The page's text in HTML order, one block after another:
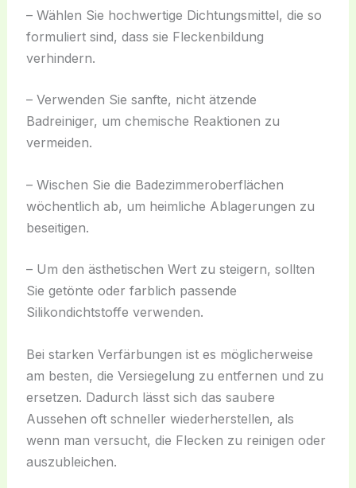
– Wählen Sie hochwertige Dichtungsmittel, die so
formuliert sind, dass sie Fleckenbildung
verhindern.
– Verwenden Sie sanfte, nicht ätzende
Badreiniger, um chemische Reaktionen zu
vermeiden.
– Wischen Sie die Badezimmeroberflächen
wöchentlich ab, um heimliche Ablagerungen zu
beseitigen.
– Um den ästhetischen Wert zu steigern, sollten
Sie getönte oder farblich passende
Silikondichtstoffe verwenden.
Bei starken Verfärbungen ist es möglicherweise
am besten, die Versiegelung zu entfernen und zu
ersetzen. Dadurch lässt sich das saubere
Aussehen oft schneller wiederherstellen, als
wenn man versucht, die Flecken zu reinigen oder
auszubleichen.